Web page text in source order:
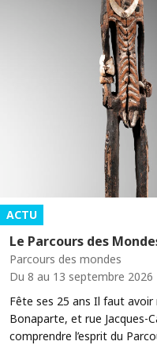
ACTU
Le Parcours des
Parcours des mondes
Du 8 au 13 septembre 2026
Fête ses 25 ans Il faut avoir
Bonaparte, et rue Jacques-
comprendre l’esprit du